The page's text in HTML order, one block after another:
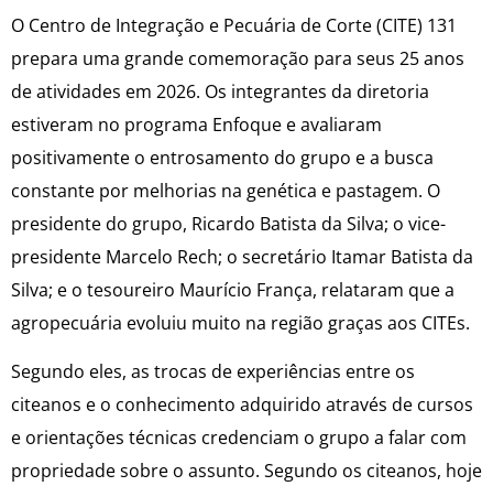
O Centro de Integração e Pecuária de Corte (CITE) 131
prepara uma grande comemoração para seus 25 anos
de atividades em 2026. Os integrantes da diretoria
estiveram no programa Enfoque e avaliaram
positivamente o entrosamento do grupo e a busca
constante por melhorias na genética e pastagem. O
presidente do grupo, Ricardo Batista da Silva; o vice-
presidente Marcelo Rech; o secretário Itamar Batista da
Silva; e o tesoureiro Maurício França, relataram que a
agropecuária evoluiu muito na região graças aos CITEs.
Segundo eles, as trocas de experiências entre os
citeanos e o conhecimento adquirido através de cursos
e orientações técnicas credenciam o grupo a falar com
propriedade sobre o assunto. Segundo os citeanos, hoje